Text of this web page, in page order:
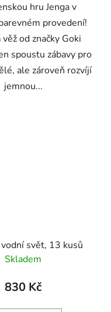
hru Jenga v
provedení!
od značky Goki
spoustu zábavy pro
ale zároveň rozvíjí
jemnou...
svět, 13 kusů
Skladem
830 Kč